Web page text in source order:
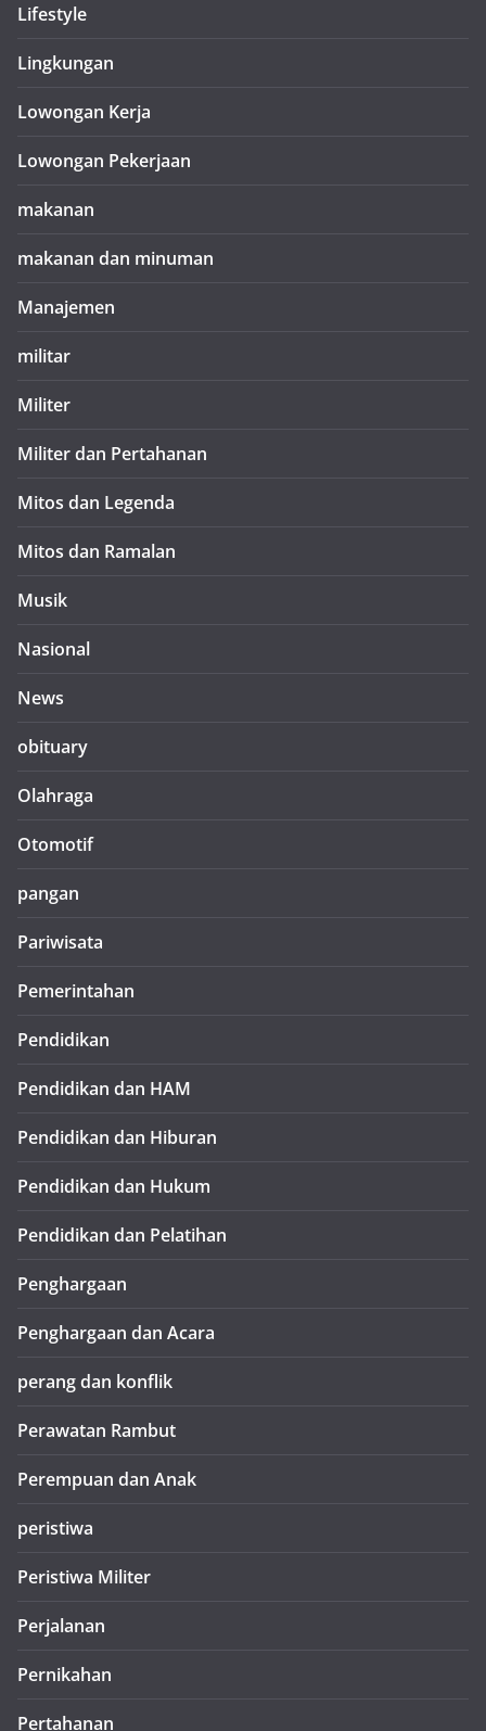
Lifestyle
Lingkungan
Lowongan Kerja
Lowongan Pekerjaan
makanan
makanan dan minuman
Manajemen
militar
Militer
Militer dan Pertahanan
Mitos dan Legenda
Mitos dan Ramalan
Musik
Nasional
News
obituary
Olahraga
Otomotif
pangan
Pariwisata
Pemerintahan
Pendidikan
Pendidikan dan HAM
Pendidikan dan Hiburan
Pendidikan dan Hukum
Pendidikan dan Pelatihan
Penghargaan
Penghargaan dan Acara
perang dan konflik
Perawatan Rambut
Perempuan dan Anak
peristiwa
Peristiwa Militer
Perjalanan
Pernikahan
Pertahanan